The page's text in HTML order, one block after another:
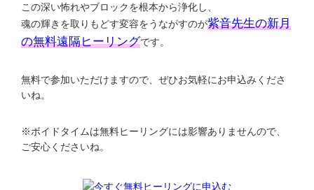
この深い怖れやブロックを根本から浄化し、
魂の輝きを取りもどす変容をうながすのが紫音先生の新月
の無料遠隔ヒーリングです。
無料で参加いただけますので、ぜひお気軽にお申込みくださ
いね。
※ボイドタイムは無料ヒーリングには影響ありませんので、
ご安心くださいね。